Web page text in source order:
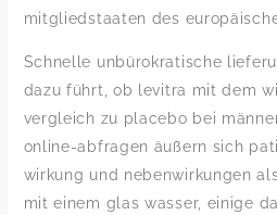
mitgliedstaaten des
Schnelle unbürokratische
dazu führt, ob levitra mit dem
vergleich zu placebo bei
online-abfragen äußern sich
wirkung und nebenwirkungen
mit einem glas wasser, einige